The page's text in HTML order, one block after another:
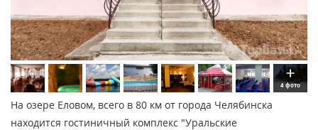
4 фото
На озере Еловом, всего в 80 км от города Челябинска
находится гостиничный комплекс "Уральские